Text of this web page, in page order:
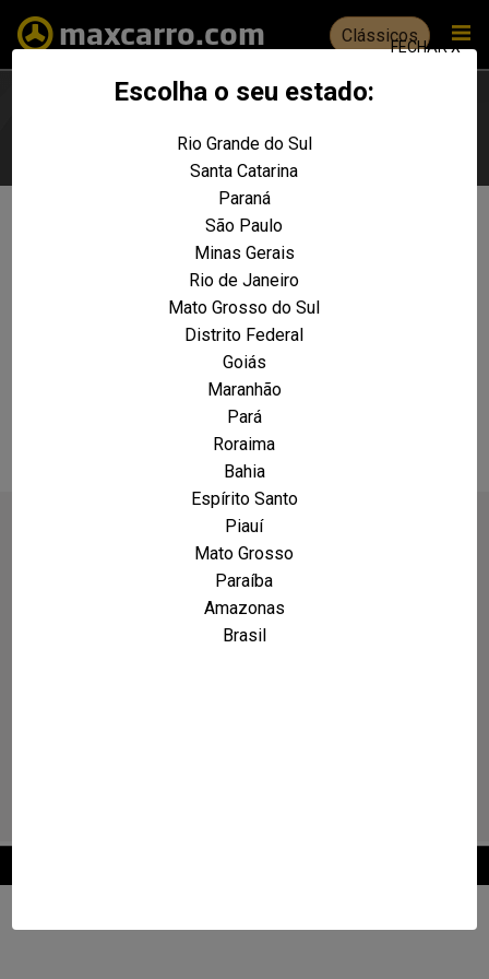
Escolha o seu estado:
FECHAR X
Rio Grande do Sul
Santa Catarina
Paraná
São Paulo
Minas Gerais
Rio de Janeiro
Mato Grosso do Sul
Distrito Federal
Goiás
Maranhão
Pará
Roraima
Bahia
Espírito Santo
Piauí
Mato Grosso
Paraíba
Amazonas
Brasil
Clássicos
Não foram encontrados resultados
para a sua pesquisa: Citroën
REALIZE UMA NOVA PESQUISA E TENTE ENCONTRAR O VEÍCULO QUE VOCÊ